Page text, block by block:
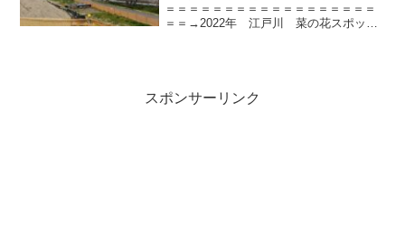
＝＝＝＝＝＝＝＝＝＝＝＝＝＝＝＝＝＝
＝＝→2022年 江戸川 菜の花スポット
スポンサーリンク